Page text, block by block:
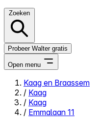
Zoeken
Probeer Walter gratis
Open menu
Close menu
Kaag en Braassem
/ Kaag
/ Kaag
/ Emmalaan 11